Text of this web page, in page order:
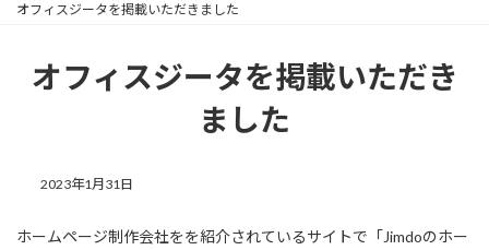
オフィスジータを掲載いただきました
オフィスジータを掲載いただき
ました
2023年1月31日
ホームページ制作会社をを紹介されているサイトで「Jimdoのホー